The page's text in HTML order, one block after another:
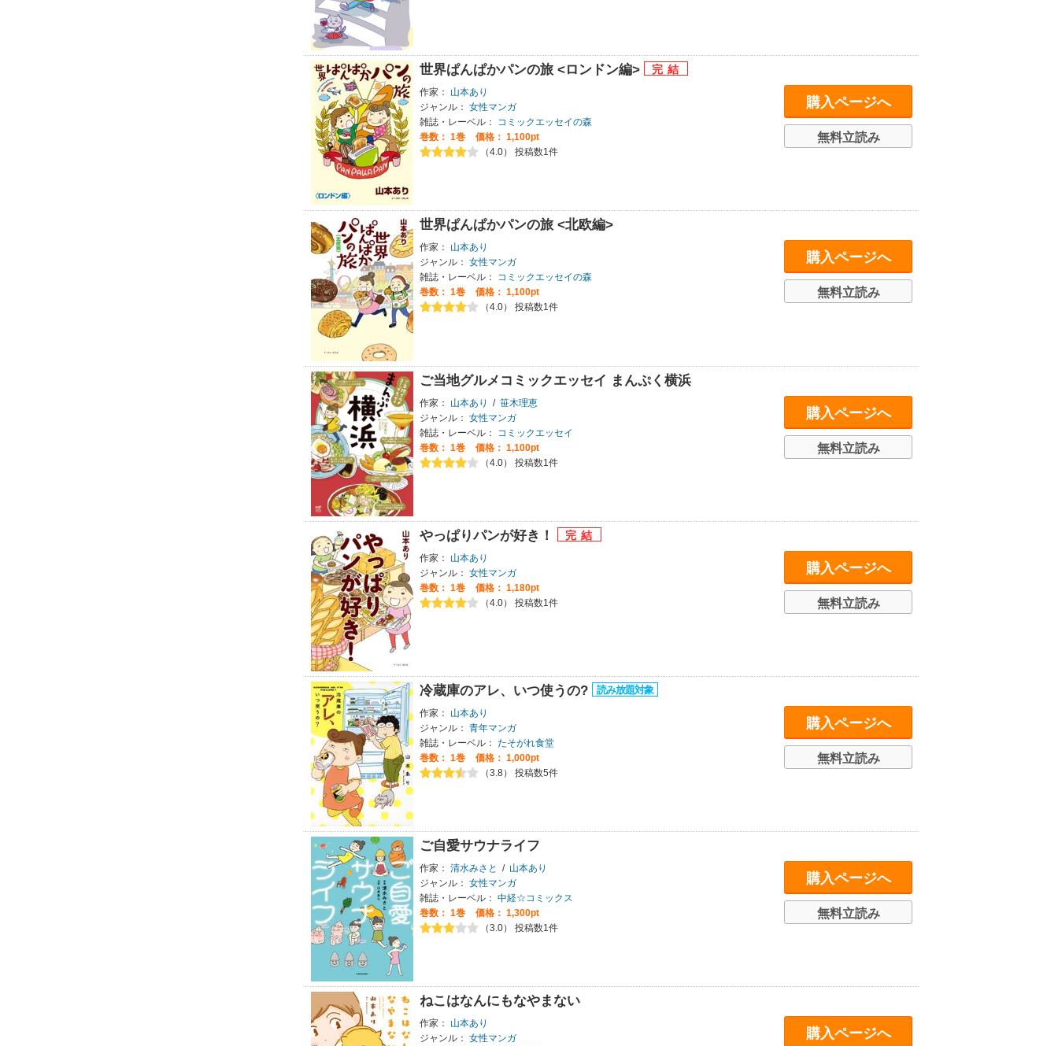
世界ぱんぱかパンの旅 <ロンドン編>
作家：
山本あり
ジャンル： 女性マンガ
雑誌・レーベル：
コミックエッセイの森
巻数： 1巻
価格： 1,100pt
（4.0） 投稿数1件
購入ページへ
無料立読み
世界ぱんぱかパンの旅 <北欧編>
作家：
山本あり
ジャンル： 女性マンガ
雑誌・レーベル：
コミックエッセイの森
巻数： 1巻
価格： 1,100pt
（4.0） 投稿数1件
購入ページへ
無料立読み
ご当地グルメコミックエッセイ まんぷく横浜
作家： 山本あり / 笹木理恵
ジャンル： 女性マンガ
雑誌・レーベル：
コミックエッセイ
巻数： 1巻
価格： 1,100pt
（4.0） 投稿数1件
購入ページへ
無料立読み
やっぱりパンが好き！
作家：
山本あり
ジャンル： 女性マンガ
巻数： 1巻
価格： 1,180pt
（4.0） 投稿数1件
購入ページへ
無料立読み
冷蔵庫のアレ、いつ使うの?
作家：
山本あり
ジャンル： 青年マンガ
雑誌・レーベル： たそがれ食堂
巻数： 1巻
価格： 1,000pt
（3.8） 投稿数5件
購入ページへ
無料立読み
ご自愛サウナライフ
作家： 清水みさと / 山本あり
ジャンル： 女性マンガ
雑誌・レーベル： 中経☆コミックス
巻数： 1巻
価格： 1,300pt
（3.0） 投稿数1件
購入ページへ
無料立読み
ねこはなんにもなやまない
作家：
山本あり
ジャンル： 女性マンガ
購入ページへ